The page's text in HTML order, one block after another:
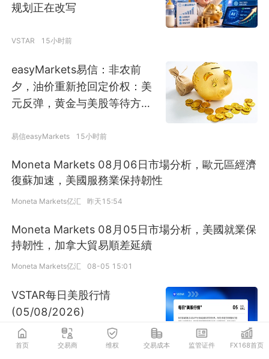
规划正在改写
VSTAR 15小时前
easyMarkets易信：非农前
夕，油价重新抢回定价权：美
元反弹，黄金与美股等待方向
易信easyMarkets 15小时前
Moneta Markets 08月06日市場分析，歐元區經濟
復蘇加速，美國服務業保持韌性
Moneta Markets亿汇 昨天15:54
Moneta Markets 08月05日市場分析，美國就業保
持韌性，加拿大貿易順差延續
Moneta Markets亿汇 08-05 15:01
VSTAR每日美股行情
(05/08/2026)
首页 交易商 维权 交易成本 监管证件 FX168首页